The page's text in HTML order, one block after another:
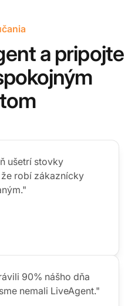
a pripojte
ušetrí stovky
robí zákaznícky
90% nášho dňa
nemali LiveAgent."